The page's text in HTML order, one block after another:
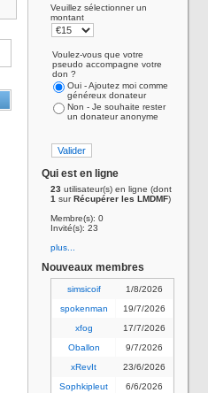
Veuillez sélectionner un
montant
Voulez-vous que votre
pseudo accompagne votre
don ?
Oui - Ajoutez moi comme
généreux donateur
Non - Je souhaite rester
un donateur anonyme
Qui est en ligne
23 utilisateur(s) en ligne (dont
1 surRécupérer les LMDMF)
Membre(s): 0
Invité(s): 23
plus...
Nouveaux membres
simsicoif
1/8/2026
spokenman
19/7/2026
xfog
17/7/2026
Oballon
9/7/2026
xRevIt
23/6/2026
Sophkipleut
6/6/2026